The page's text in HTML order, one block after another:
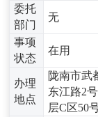
委托
部门
无
事项
状态
在用
办理
地点
陇南市武
东江路2
层C区50